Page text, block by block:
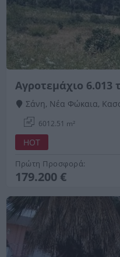
Αγροτεμάχιο 6.013
Σάνη, Νέα Φώκαια,
6012.51 m²
HOT
Πρώτη Προσφορά:
179.200 €